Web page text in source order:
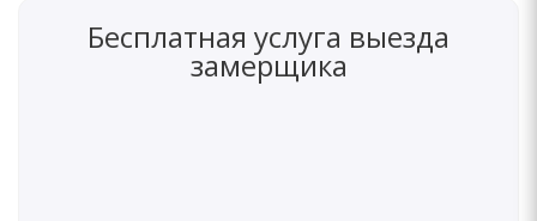
Бесплатная услуга выезда
замерщика